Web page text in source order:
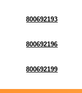
800692193
800692196
800692199